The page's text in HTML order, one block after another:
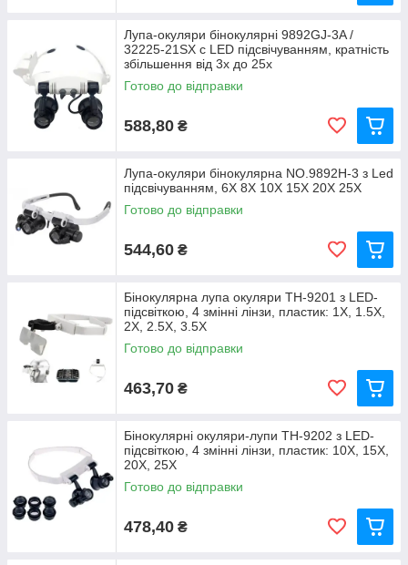
Лупа-окуляри бінокулярні 9892GJ-3A /
32225-21SX c LED підсвічуванням, кратність
збільшення від 3x до 25х
Готово до відправки
588,80 ₴
Лупа-окуляри бінокулярна NO.9892H-3 з Led
підсвічуванням, 6X 8X 10X 15X 20X 25X
Готово до відправки
544,60 ₴
Бінокулярна лупа окуляри TH-9201 з LED-
підсвіткою, 4 змінні лінзи, пластик: 1X, 1.5X,
2X, 2.5X, 3.5X
Готово до відправки
463,70 ₴
Бінокулярні окуляри-лупи TH-9202 з LED-
підсвіткою, 4 змінні лінзи, пластик: 10X, 15X,
20X, 25X
Готово до відправки
478,40 ₴